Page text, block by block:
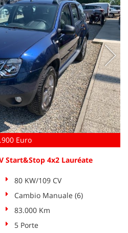
Euro
Start&Stop 4x2 Lauréate
80 KW/109 CV
Cambio Manuale (6)
83.000 Km
5 Porte